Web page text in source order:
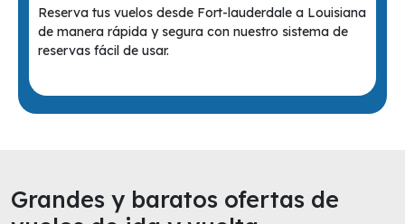
Reserva tus vuelos desde Fort-lauderdale a Louisiana
de manera rápida y segura con nuestro sistema de
reservas fácil de usar.
Grandes y baratos ofertas de